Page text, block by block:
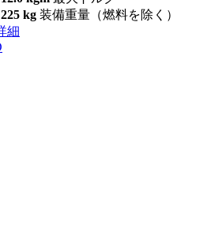
225 kg 装備重量（燃料を除く）
細